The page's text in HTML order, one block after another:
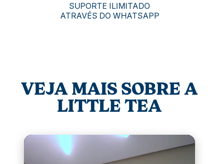
SUPORTE ILIMITADO
ATRAVÉS DO WHATSAPP
VEJA MAIS SOBRE A
LITTLE TEA